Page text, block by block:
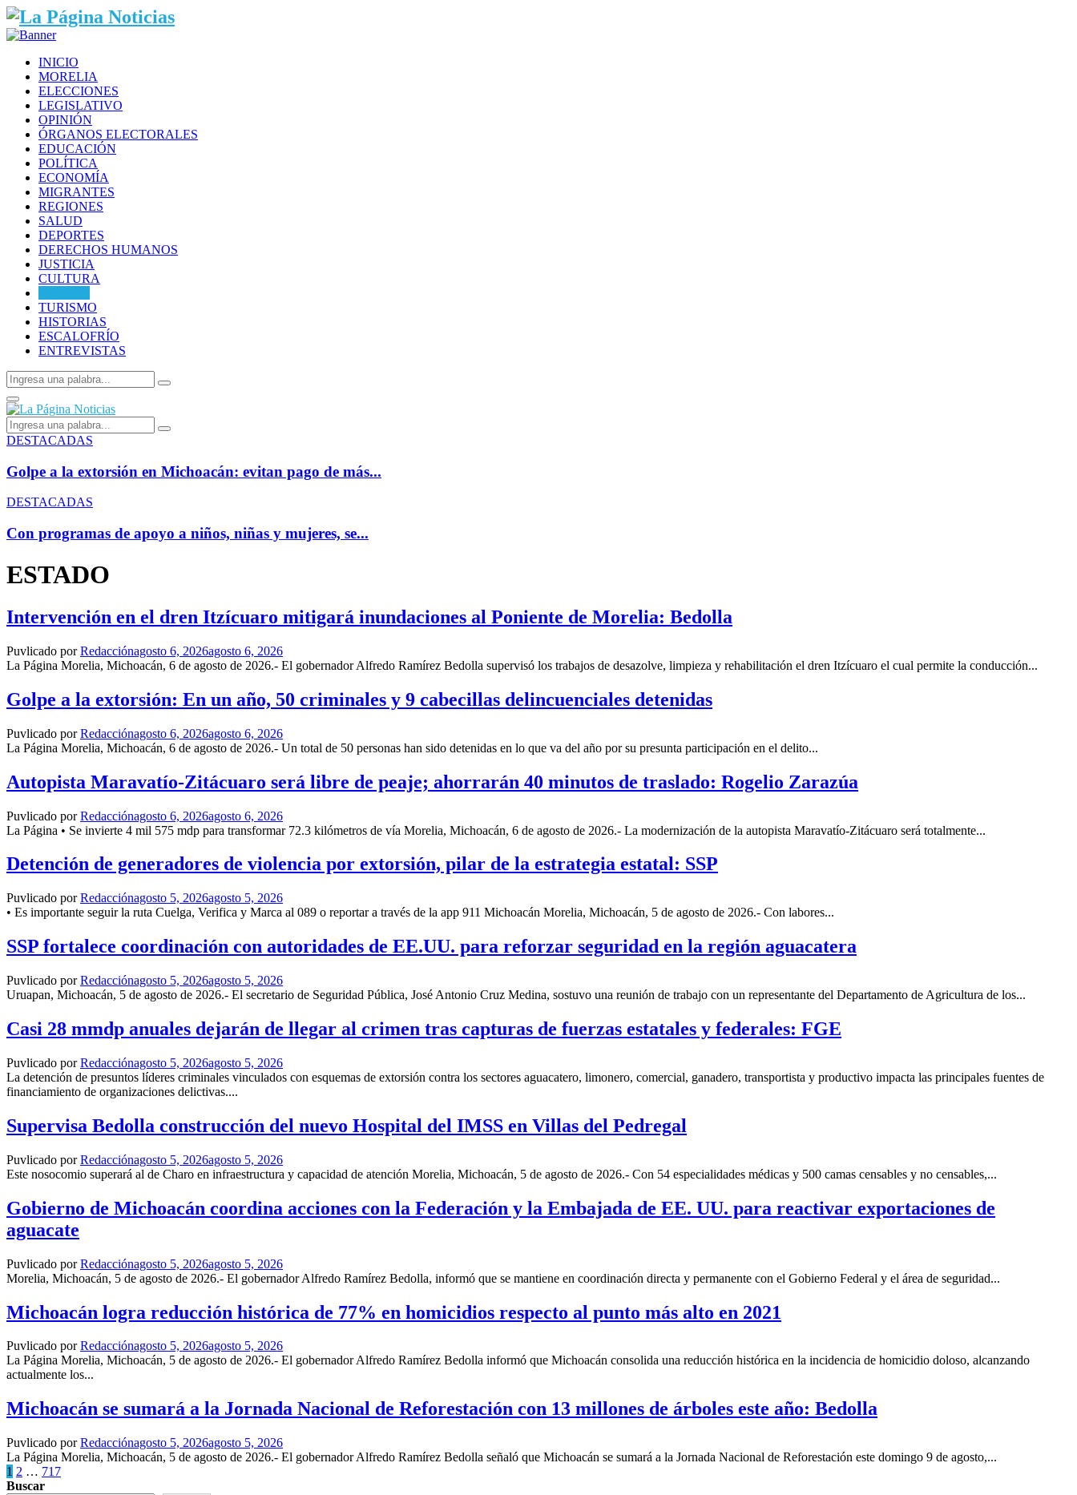
INICIO
MORELIA
ELECCIONES
LEGISLATIVO
OPINIÓN
ÓRGANOS ELECTORALES
EDUCACIÓN
POLÍTICA
ECONOMÍA
MIGRANTES
REGIONES
SALUD
DEPORTES
DERECHOS HUMANOS
JUSTICIA
CULTURA
TURISMO
HISTORIAS
ESCALOFRÍO
ENTREVISTAS
Search
for:
Search
Facebook
Primary
Menu
Search
for:
Search
Golpe
la
extorsión
en
Michoacán:
evitan
pago
más
de
mdp
DESTACADAS
Golpe a la extorsión en Michoacán: evitan pago de más...
Con
de
apoyo
niños,
niñas
mujeres,
se
reduce
el
abandono
tratamientos
Bedolla
DESTACADAS
Con programas de apoyo a niños, niñas y mujeres, se...
ESTADO
Intervención en el dren Itzícuaro mitigará inundaciones al Poniente de Morelia: Bedolla
Puvlicado porRedacciónagosto 6, 2026agosto 6, 2026
La Página Morelia, Michoacán, 6 de agosto de 2026.- El gobernador Alfredo Ramírez Bedolla supervisó los trabajos de desazolve, limpieza y rehabilitación el dren Itzícuaro el cual permite la conducción...
Golpe a la extorsión: En un año, 50 criminales y 9 cabecillas delincuenciales detenidas
Puvlicado porRedacciónagosto 6, 2026agosto 6, 2026
La Página Morelia, Michoacán, 6 de agosto de 2026.- Un total de 50 personas han sido detenidas en lo que va del año por su presunta participación en el delito...
Autopista Maravatío-Zitácuaro será libre de peaje; ahorrarán 40 minutos de traslado: Rogelio Zarazúa
Puvlicado porRedacciónagosto 6, 2026agosto 6, 2026
La Página • Se invierte 4 mil 575 mdp para transformar 72.3 kilómetros de vía Morelia, Michoacán, 6 de agosto de 2026.- La modernización de la autopista Maravatío-Zitácuaro será totalmente...
Detención de generadores de violencia por extorsión, pilar de la estrategia estatal: SSP
Puvlicado porRedacciónagosto 5, 2026agosto 5, 2026
• Es importante seguir la ruta Cuelga, Verifica y Marca al 089 o reportar a través de la app 911 Michoacán Morelia, Michoacán, 5 de agosto de 2026.- Con labores...
SSP fortalece coordinación con autoridades de EE.UU. para reforzar seguridad en la región aguacatera
Puvlicado porRedacciónagosto 5, 2026agosto 5, 2026
Uruapan, Michoacán, 5 de agosto de 2026.- El secretario de Seguridad Pública, José Antonio Cruz Medina, sostuvo una reunión de trabajo con un representante del Departamento de Agricultura de los...
Casi 28 mmdp anuales dejarán de llegar al crimen tras capturas de fuerzas estatales y federales: FGE
Puvlicado porRedacciónagosto 5, 2026agosto 5, 2026
La detención de presuntos líderes criminales vinculados con esquemas de extorsión contra los sectores aguacatero, limonero, comercial, ganadero, transportista y productivo impacta las principales fuentes de
financiamiento de organizaciones delictivas....
Supervisa Bedolla construcción del nuevo Hospital del IMSS en Villas del Pedregal
Puvlicado porRedacciónagosto 5, 2026agosto 5, 2026
Este nosocomio superará al de Charo en infraestructura y capacidad de atención Morelia, Michoacán, 5 de agosto de 2026.- Con 54 especialidades médicas y 500 camas censables y no censables,...
Gobierno de Michoacán coordina acciones con la Federación y la Embajada de EE. UU. para reactivar exportaciones de
aguacate
Puvlicado porRedacciónagosto 5, 2026agosto 5, 2026
Morelia, Michoacán, 5 de agosto de 2026.- El gobernador Alfredo Ramírez Bedolla, informó que se mantiene en coordinación directa y permanente con el Gobierno Federal y el área de seguridad...
Michoacán logra reducción histórica de 77% en homicidios respecto al punto más alto en 2021
Puvlicado porRedacciónagosto 5, 2026agosto 5, 2026
La Página Morelia, Michoacán, 5 de agosto de 2026.- El gobernador Alfredo Ramírez Bedolla informó que Michoacán consolida una reducción histórica en la incidencia de homicidio doloso, alcanzando
actualmente los...
Michoacán se sumará a la Jornada Nacional de Reforestación con 13 millones de árboles este año: Bedolla
Puvlicado porRedacciónagosto 5, 2026agosto 5, 2026
La Página Morelia, Michoacán, 5 de agosto de 2026.- El gobernador Alfredo Ramírez Bedolla señaló que Michoacán se sumará a la Jornada Nacional de Reforestación este domingo 9 de agosto,...
Paginación
1 2 … 717
Buscar